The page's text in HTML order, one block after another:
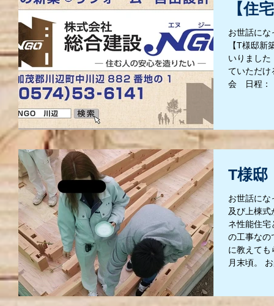
【住
お世話にな
【T様邸新
いりました
ていただけ
会 日程：
T様
お世話にな
及び上棟式
ネ性能住宅
の工事なの
に教えても
月末頃。